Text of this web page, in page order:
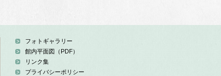
フォトギャラリー
館内平面図（PDF）
リンク集
プライバシーポリシー